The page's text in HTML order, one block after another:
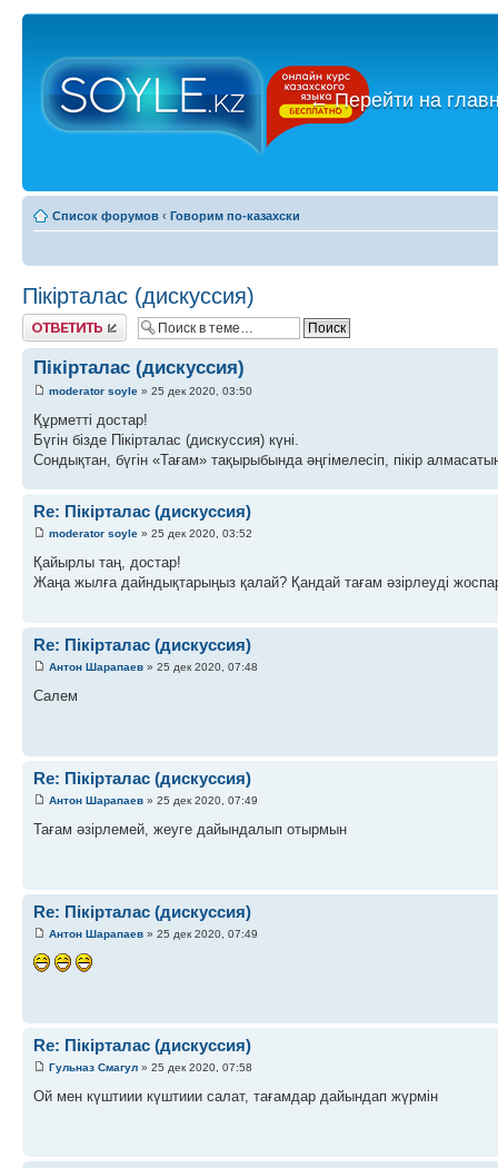
←Перейти на
Список форумов ‹ Говорим по-казахски
Пікірталас (дискуссия)
Ответить
Пікірталас (дискуссия)
moderator soyle » 25 дек 2020, 03:50
Құрметті достар!
Бүгін бізде Пікірталас (дискуссия) күні.
Сондықтан, бүгін «Тағам» тақырыбында әңгімелесіп, пікір
Re: Пікірталас (дискуссия)
moderator soyle » 25 дек 2020, 03:52
Қайырлы таң, достар!
Жаңа жылға дайндықтарыңыз қалай? Қандай тағам әзірлеуді
Re: Пікірталас (дискуссия)
Антон Шарапаев » 25 дек 2020, 07:48
Салем
Re: Пікірталас (дискуссия)
Антон Шарапаев » 25 дек 2020, 07:49
Тағам әзірлемей, жеуге дайындалып отырмын
Re: Пікірталас (дискуссия)
Антон Шарапаев » 25 дек 2020, 07:49
Re: Пікірталас (дискуссия)
Гульназ Смагул » 25 дек 2020, 07:58
Ой мен күштиии күштиии салат, тағамдар дайындап жүрмін